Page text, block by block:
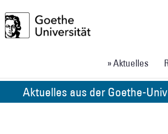
» Aktuelles
Aktuelles aus der Goethe-